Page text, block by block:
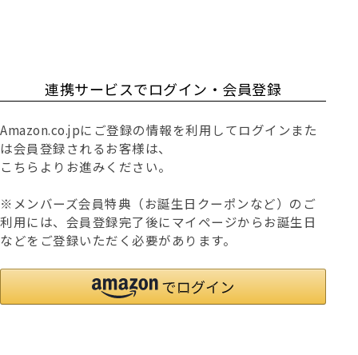
連携サービスでログイン・会員登録
Amazon.co.jpにご登録の情報を利用してログインまた
は会員登録されるお客様は、
こちらよりお進みください。
※メンバーズ会員特典（お誕生日クーポンなど）のご
利用には、会員登録完了後にマイページからお誕生日
などをご登録いただく必要があります。